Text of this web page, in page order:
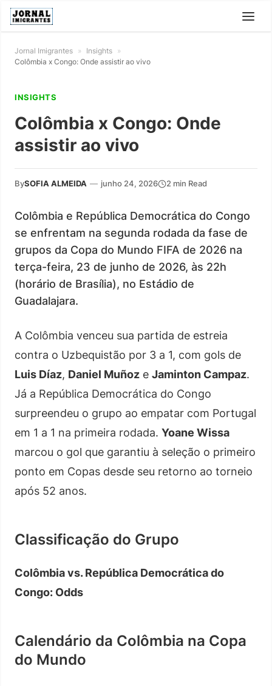
Jornal Imigrantes » Insights »
Colômbia x Congo: Onde assistir ao vivo
INSIGHTS
Colômbia x Congo: Onde
assistir ao vivo
BySOFIA ALMEIDA — junho 24, 2026 2 min Read
Colômbia e República Democrática do Congo
se enfrentam na segunda rodada da fase de
grupos da Copa do Mundo FIFA de 2026 na
terça-feira, 23 de junho de 2026, às 22h
(horário de Brasília), no Estádio de
Guadalajara.
A Colômbia venceu sua partida de estreia
contra o Uzbequistão por 3 a 1, com gols de
Luis Díaz, Daniel Muñoz e Jaminton Campaz.
Já a República Democrática do Congo
surpreendeu o grupo ao empatar com Portugal
em 1 a 1 na primeira rodada. Yoane Wissa
marcou o gol que garantiu à seleção o primeiro
ponto em Copas desde seu retorno ao torneio
após 52 anos.
Classificação do Grupo
Colômbia vs. República Democrática do
Congo: Odds
Calendário da Colômbia na Copa
do Mundo